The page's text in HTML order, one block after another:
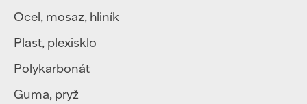
Ocel, mosaz, hliník
Plast, plexisklo
Polykarbonát
Guma, pryž